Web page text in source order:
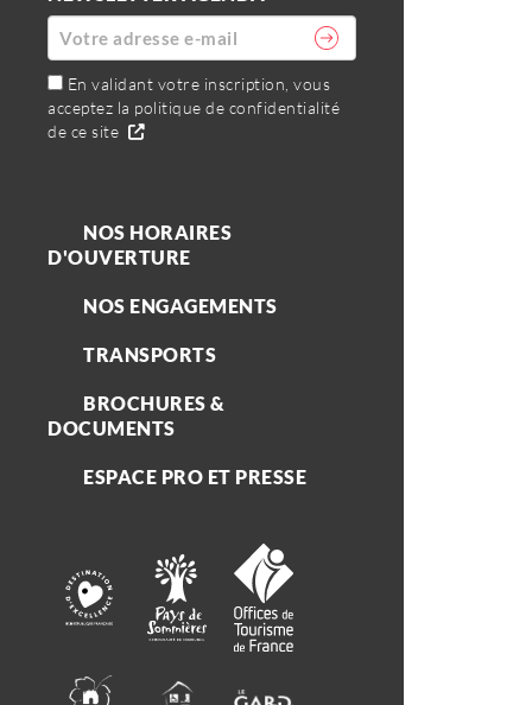
En validant votre inscription, vous
acceptez la politique de confidentialité
de ce site
NOS HORAIRES
D'OUVERTURE
NOS ENGAGEMENTS
TRANSPORTS
BROCHURES &
DOCUMENTS
ESPACE PRO ET PRESSE